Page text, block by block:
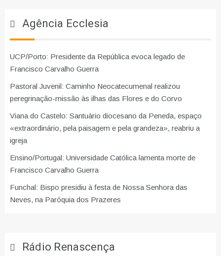
Agência Ecclesia
UCP/Porto: Presidente da República evoca legado de
Francisco Carvalho Guerra
Pastoral Juvenil: Caminho Neocatecumenal realizou
peregrinação-missão às ilhas das Flores e do Corvo
Viana do Castelo: Santuário diocesano da Peneda, espaço
«extraordinário, pela paisagem e pela grandeza», reabriu a
igreja
Ensino/Portugal: Universidade Católica lamenta morte de
Francisco Carvalho Guerra
Funchal: Bispo presidiu à festa de Nossa Senhora das
Neves, na Paróquia dos Prazeres
Rádio Renascença